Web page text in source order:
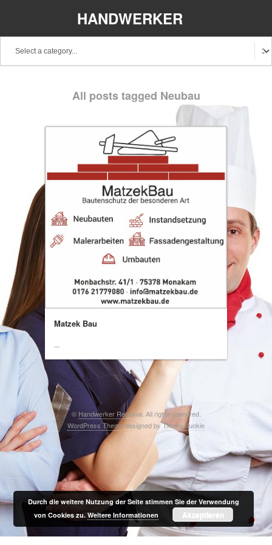
HANDWERKER
Hessen
Mecklenburg-Vorpommern Niedersachsen
Nordrhein-Westfalen Rheinland-Pfalz
Sachsen Schleswig-Holstein Thüringen
Stellenangebote
All posts tagged Neubau
Matzek Bau
...
© Handwerker Regional. All rights reserved.
WordPress Themedesigned byTheme Junkie
Durch die weitere Nutzung der Seite stimmen Sie der Verwendung
von Cookies zu.Weitere Informationen Akzeptieren